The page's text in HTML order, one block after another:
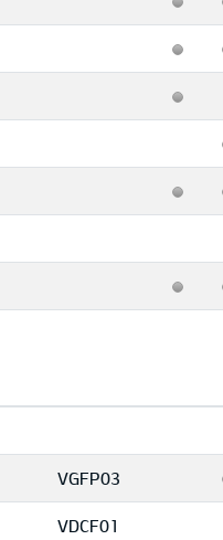
VGFP03
VDCF01